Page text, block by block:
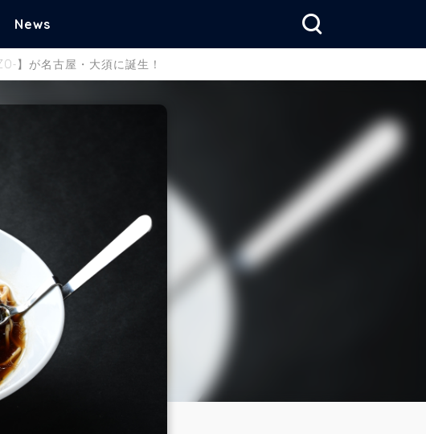
News
】が名古屋・大須に誕生！